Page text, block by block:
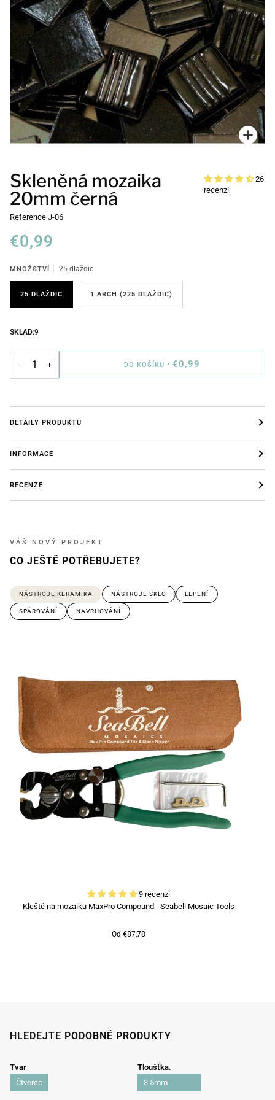
Skleněná mozaika
20mm černá
26
recenzí
Reference J-06
€0,99
MNOŽSTVÍ 25 dlaždic
25 DLAŽDIC 1 ARCH (225 DLAŽDIC)
SKLAD:9
− + DO KOŠÍKU• €0,99
DETAILY PRODUKTU
INFORMACE
RECENZE
VÁŠ NOVÝ PROJEKT
CO JEŠTĚ POTŘEBUJETE?
NÁSTROJE KERAMIKA NÁSTROJE SKLO LEPENÍ
SPÁROVÁNÍ NAVRHOVÁNÍ
9 recenzí
Kleště na mozaiku MaxPro Compound - Seabell Mosaic Tools
Od €87,78
HLEDEJTE PODOBNÉ PRODUKTY
Tvar
Čtverec
Tloušťka.
3.5mm